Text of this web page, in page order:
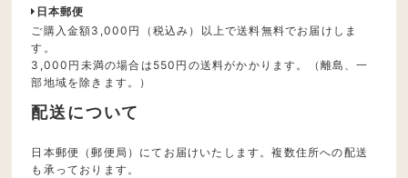
日本郵便
ご購入金額3,000円（税込み）以上で送料無料でお届けしま
す。
3,000円未満の場合は550円の送料がかかります。（離島、一
部地域を除きます。）
配送について
日本郵便（郵便局）にてお届けいたします。複数住所への配送
も承っております。